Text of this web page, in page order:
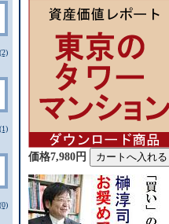
価格7,980円